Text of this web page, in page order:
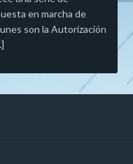
en marcha de
son la Autorización